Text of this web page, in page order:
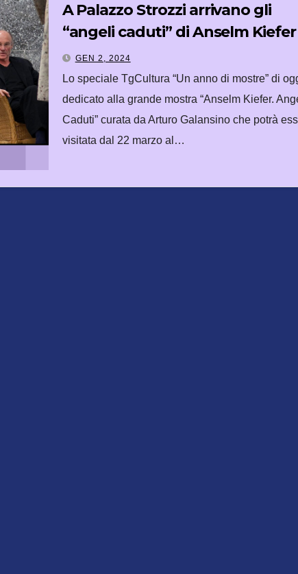
A Palazzo Strozzi arrivano gli
“angeli caduti” di Anselm Kiefer
GEN 2, 2024
Lo speciale TgCultura “Un anno di mostre” di
dedicato alla grande mostra “Anselm Kiefer.
Caduti” curata da Arturo Galansino che potrà
visitata dal 22 marzo al…